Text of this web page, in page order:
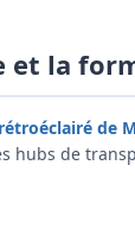
et la
de
hubs de